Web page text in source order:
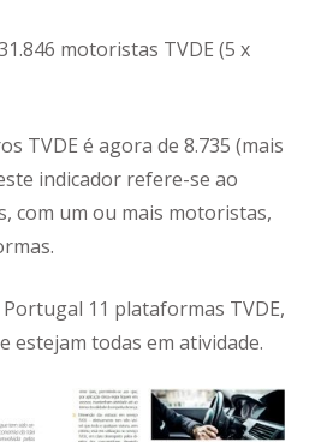
motoristas TVDE (5 x
TVDE é agora de 8.735 (mais
indicador refere-se ao
com um ou mais motoristas,
Portugal 11 plataformas TVDE,
estejam todas em atividade.